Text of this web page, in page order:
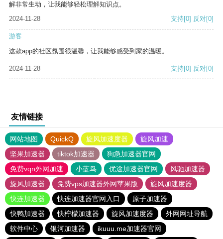
解非常生动，让我能够轻松理解知识点。
2024-11-28
支持[0] 反对[0]
游客
这款app的社区氛围很温馨，让我能够感受到家的温暖。
2024-11-28 支持[0] 反对[0]
友情链接
网站地图 QuickQ 旋风加速度器
旋风加速
坚果加速器
tiktok加速器
狗急加速器官网
免费vqn外网加速
小蓝鸟 优途加速器官网
风驰加速器
旋风加速器
免费vps加速器外网苹果版
旋风加速度器
快连加速器
快连加速器官网入口
原子加速器
快鸭加速器
快柠檬加速器 旋风加速度器
外网网址导航
软件中心
银河加速器
ikuuu.me加速器官网